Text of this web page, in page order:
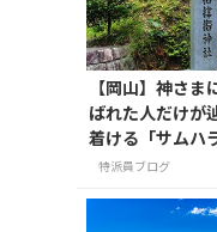
【岡山】神さま
ばれた人だけが
着ける「サムハ
社奥の宮」
特派員ブログ